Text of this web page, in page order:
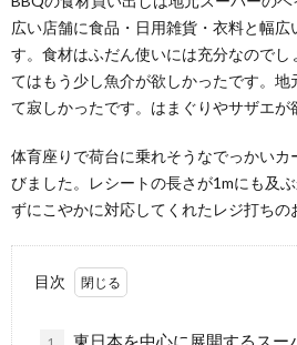
広い店舗に食品・日用雑貨・衣料と幅
す。食材はふだん使いには充分なのでし
てはもう少し魚介が欲しかったです。地
て寂しかったです。はまぐりやサザエが
体育座りで荷台に乗れそうなでっかい
びました。レシートの長さが1mにも及
ずにこやかに対応してくれたレジ打ちの
目次
東日本を中心に展開するスー